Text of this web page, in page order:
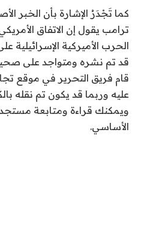
ي
و
ن
ي
و
2
0
2
كما تَجْدَرُ الإشارة بأن الخبر
ترامب يقول إن الاتفاق
الحرب الأميركية الإسرائيلية
قد تم نشره ومتواجد على
قام فريق التحرير في موقع
عليه وربما قد يكون تم نقله
ويمكنك قراءة ومتابعة
الأساسي.